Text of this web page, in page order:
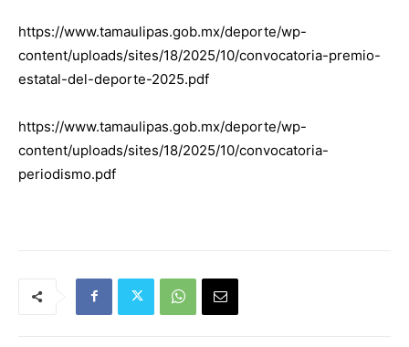
https://www.tamaulipas.gob.mx/deporte/wp-
content/uploads/sites/18/2025/10/convocatoria-premio-
estatal-del-deporte-2025.pdf
https://www.tamaulipas.gob.mx/deporte/wp-
content/uploads/sites/18/2025/10/convocatoria-
periodismo.pdf